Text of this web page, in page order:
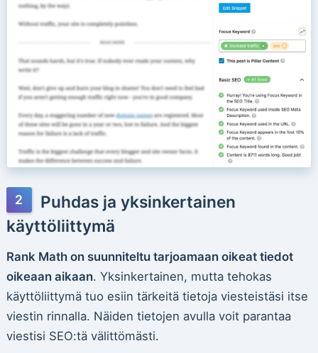
Puhdas ja yksinkertainen
käyttöliittymä
Rank Math on suunniteltu tarjoamaan oikeat tiedot
oikeaan aikaan. Yksinkertainen, mutta tehokas
käyttöliittymä tuo esiin tärkeitä tietoja viesteistäsi itse
viestin rinnalla. Näiden tietojen avulla voit parantaa
viestisi SEO:tä välittömästi.